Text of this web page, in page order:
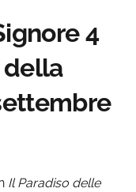
4
della
Il Paradiso delle